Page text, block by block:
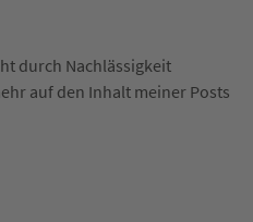
durch Nachlässigkeit
auf den Inhalt meiner Posts